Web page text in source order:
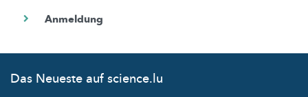
Das Neueste auf science.lu